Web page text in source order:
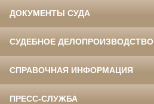
ДОКУМЕНТЫ СУДА
СУДЕБНОЕ ДЕЛОПРОИЗВОДСТВО
СПРАВОЧНАЯ ИНФОРМАЦИЯ
ПРЕСС-СЛУЖБА